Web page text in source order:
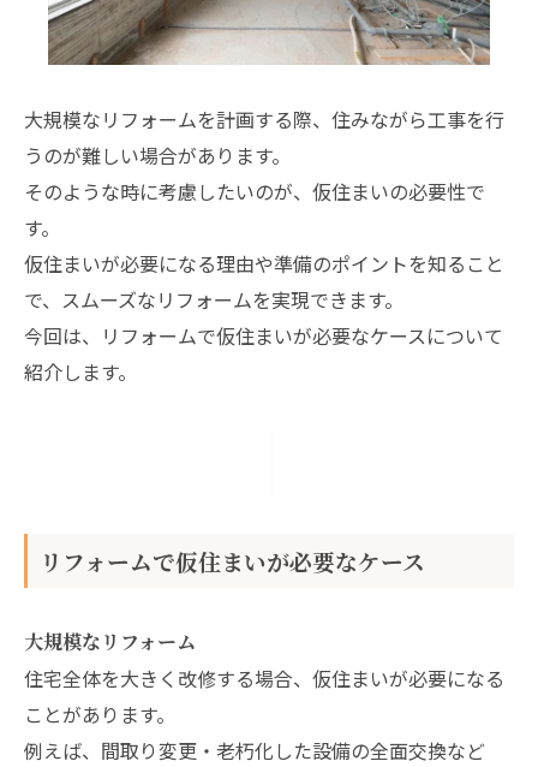
大規模なリフォームを計画する際、住みながら工事を行
うのが難しい場合があります。
そのような時に考慮したいのが、仮住まいの必要性で
す。
仮住まいが必要になる理由や準備のポイントを知ること
で、スムーズなリフォームを実現できます。
今回は、リフォームで仮住まいが必要なケースについて
紹介します。
リフォームで仮住まいが必要なケース
大規模なリフォーム
住宅全体を大きく改修する場合、仮住まいが必要になる
ことがあります。
例えば、間取り変更・老朽化した設備の全面交換など